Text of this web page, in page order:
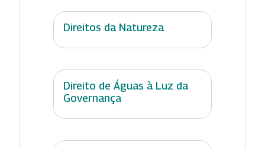
Direitos da Natureza
Direito de Águas à Luz da
Governança